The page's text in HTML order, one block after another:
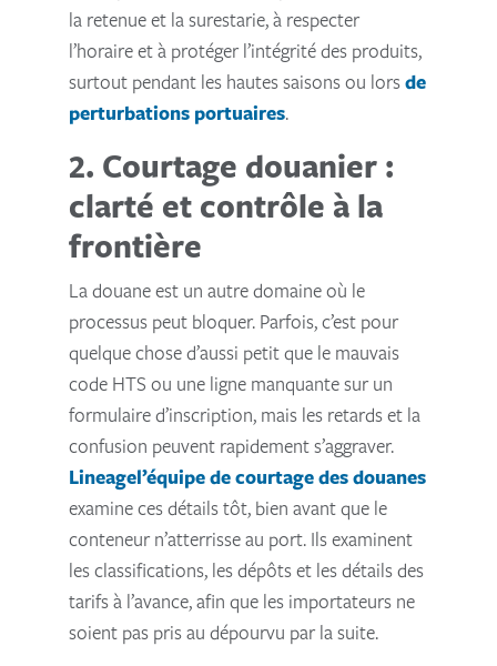
la retenue et la surestarie, à respecter
l’horaire et à protéger l’intégrité des produits,
surtout pendant les hautes saisons ou lorsde
perturbations portuaires.
2. Courtage douanier :
clarté et contrôle à la
frontière
La douane est un autre domaine où le
processus peut bloquer. Parfois, c’est pour
quelque chose d’aussi petit que le mauvais
code HTS ou une ligne manquante sur un
formulaire d’inscription, mais les retards et la
confusion peuvent rapidement s’aggraver.
Lineagel’équipe de courtage des douanes
examine ces détails tôt, bien avant que le
conteneur n’atterrisse au port. Ils examinent
les classifications, les dépôts et les détails des
tarifs à l’avance, afin que les importateurs ne
soient pas pris au dépourvu par la suite.